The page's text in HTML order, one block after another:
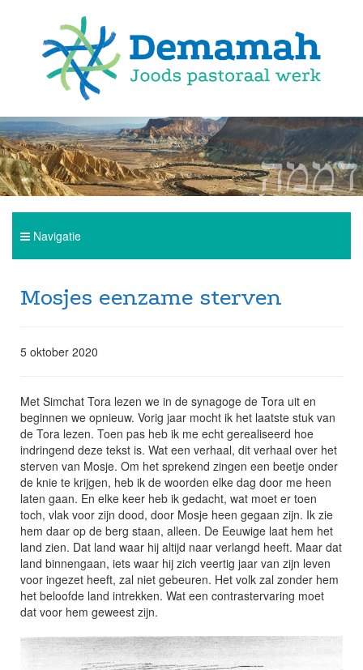
Navigatie
Zij vonden hulp
Publicaties
Briesje
Contact
Mosjes eenzame sterven
5 oktober 2020
Met Simchat Tora lezen we in de synagoge de Tora uit en
beginnen we opnieuw. Vorig jaar mocht ik het laatste stuk van
de Tora lezen. Toen pas heb ik me echt gerealiseerd hoe
indringend deze tekst is. Wat een verhaal, dit verhaal over het
sterven van Mosje. Om het sprekend zingen een beetje onder
de knie te krijgen, heb ik de woorden elke dag door me heen
laten gaan. En elke keer heb ik gedacht, wat moet er toen
toch, vlak voor zijn dood, door Mosje heen gegaan zijn. Ik zie
hem daar op de berg staan, alleen. De Eeuwige laat hem het
land zien. Dat land waar hij altijd naar verlangd heeft. Maar dat
land binnengaan, iets waar hij zich veertig jaar van zijn leven
voor ingezet heeft, zal niet gebeuren. Het volk zal zonder hem
het beloofde land intrekken. Wat een contrastervaring moet
dat voor hem geweest zijn.